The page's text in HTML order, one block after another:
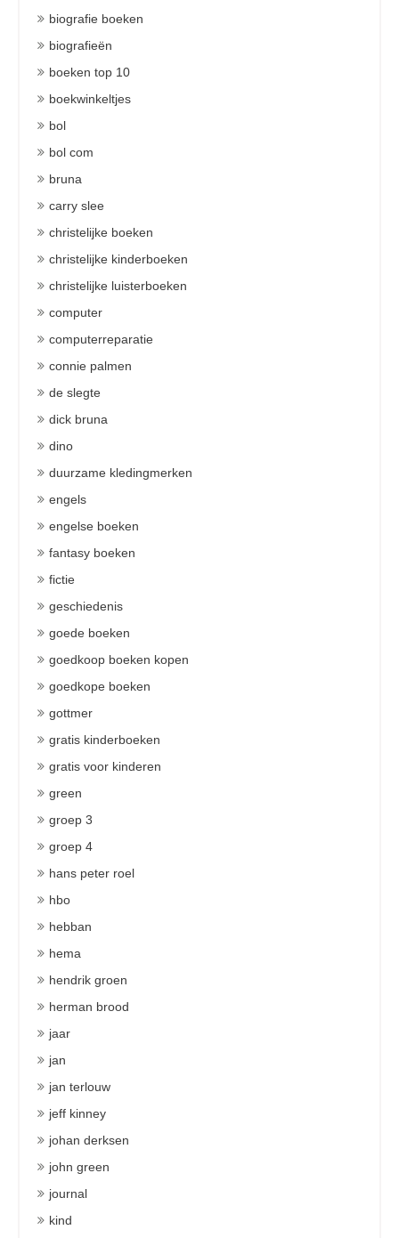
biografie boeken
biografieën
boeken top 10
boekwinkeltjes
bol
bol com
bruna
carry slee
christelijke boeken
christelijke kinderboeken
christelijke luisterboeken
computer
computerreparatie
connie palmen
de slegte
dick bruna
dino
duurzame kledingmerken
engels
engelse boeken
fantasy boeken
fictie
geschiedenis
goede boeken
goedkoop boeken kopen
goedkope boeken
gottmer
gratis kinderboeken
gratis voor kinderen
green
groep 3
groep 4
hans peter roel
hbo
hebban
hema
hendrik groen
herman brood
jaar
jan
jan terlouw
jeff kinney
johan derksen
john green
journal
kind